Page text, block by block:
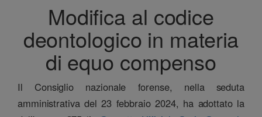
Modifica al codice
deontologico in materia
di equo compenso
Il Consiglio nazionale forense, nella seduta
amministrativa del 23 febbraio 2024, ha adottato la